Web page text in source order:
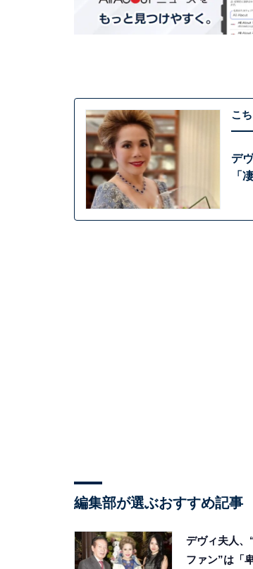
こ
デ
「
編集部が選ぶおすすめ記事
デヴィ夫人、
ファン”は「